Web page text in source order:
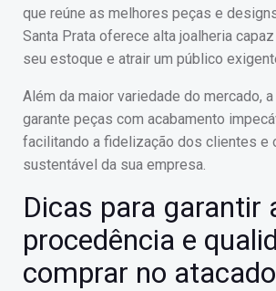
que reúne as melhores peças e
Santa Prata oferece alta joalheria
seu estoque e atrair um público
Além da maior variedade do mercado,
garante peças com acabamento
facilitando a fidelização dos clientes e
sustentável da sua empresa.
Dicas para garantir
procedência e
comprar no atacado